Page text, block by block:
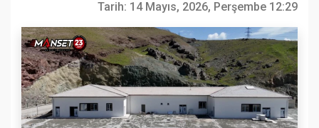
Tarih: 14 Mayıs, 2026, Perşembe 12:29